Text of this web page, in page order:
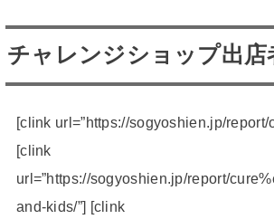
チャレンジショップ出店
[clink url=”https://sogyoshien.jp/report/
[clink
url=”https://sogyoshien.jp/report/
and-kids/”] [clink